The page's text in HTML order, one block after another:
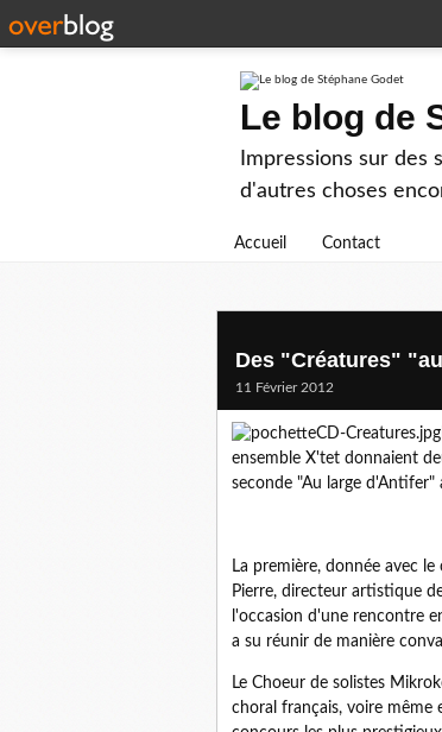
Le blog de
Impressions sur
d'autres choses
Accueil Contact
Des "Créatures"
11 Février 2012
ensemble X'tet donnaient
seconde "Au large d'Antifer"
La première, donnée avec
Pierre, directeur artistique
l'occasion d'une rencontre
a su réunir de manière
Le Choeur de solistes
choral français, voire même